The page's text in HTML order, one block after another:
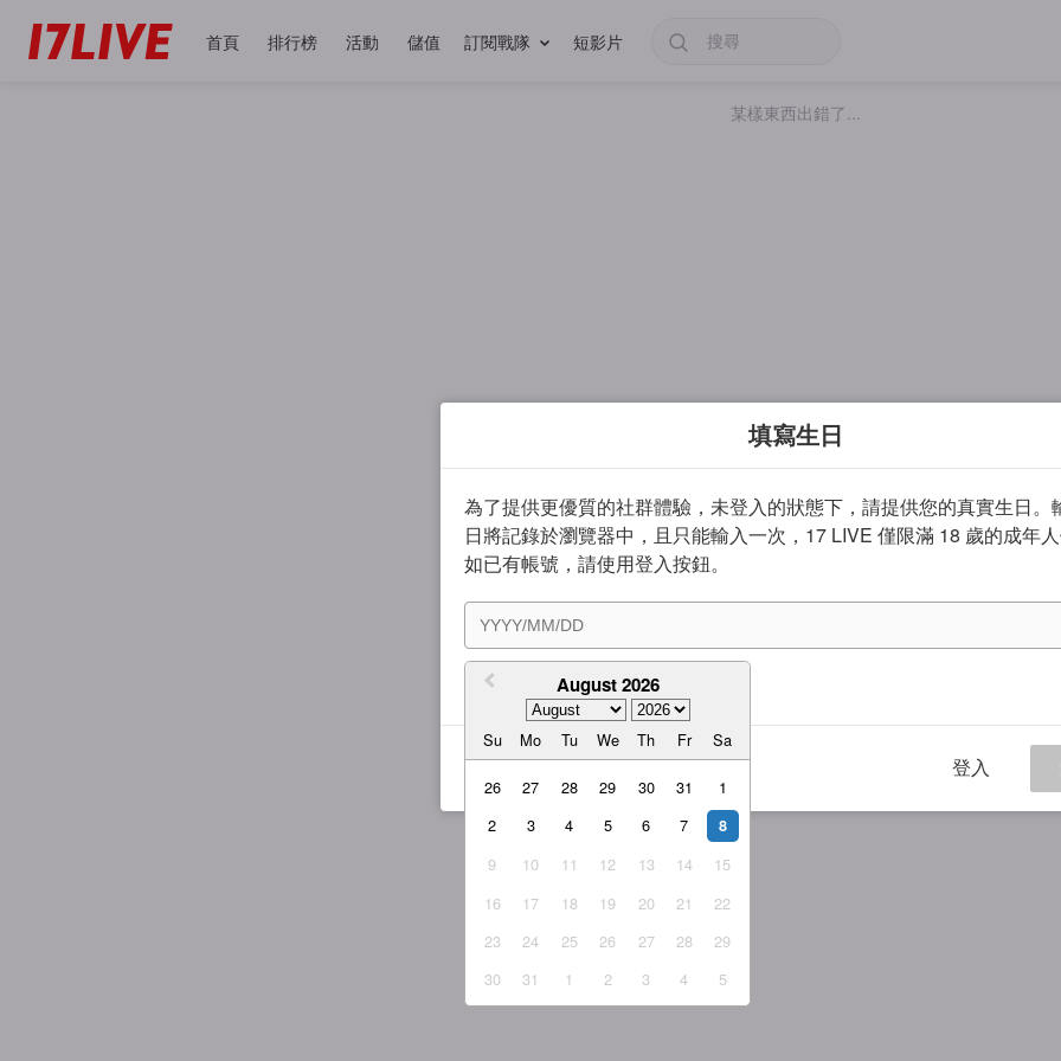
首頁 排行榜 活動 儲值 訂閱戰隊 短影片
某樣東西出錯了...
填寫生日
為了提供更優質的社群體驗，未登入的狀態下，請提供您的真實生日。
日將記錄於瀏覽器中，且只能輸入一次，17 LIVE 僅限滿 18 歲的成年人
如已有帳號，請使用登入按鈕。
August 2026
Su Mo Tu We Th Fr Sa
26 27 28 29 30 31
1
2
3 4 5 6 7 8
9 10 11 12 13 14
15
16
17 18 19 20 21
22
23
24 25 26 27 28
29
30
31 1 2 3 4 5
我同意 服務條款與隱私權政策
登入